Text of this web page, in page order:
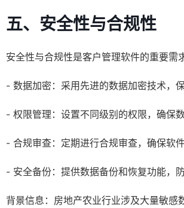
五、安全性与合规性
安全性与合规性是客户管理软件的重要需
- 数据加密：采用先进的数据加密技术，保
- 权限管理：设置不同级别的权限，确保
- 合规审查：定期进行合规审查，确保软
- 安全备份：提供数据备份和恢复功能，防
背景信息：房地产农业行业涉及大量敏感